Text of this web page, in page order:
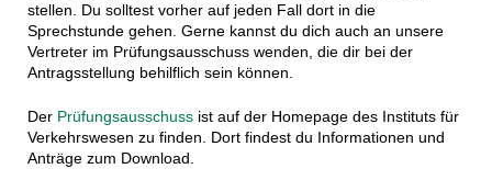
stellen. Du solltest vorher auf jeden Fall dort in die
Sprechstunde gehen. Gerne kannst du dich auch an unsere
Vertreter im Prüfungsausschuss wenden, die dir bei der
Antragsstellung behilflich sein können.
Der Prüfungsausschussist auf der Homepage des Instituts für
Verkehrswesen zu finden. Dort findest du Informationen und
Anträge zum Download.